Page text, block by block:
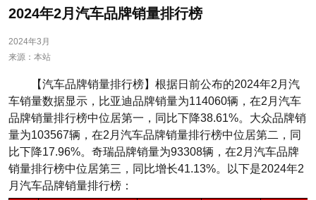
2024年2月汽车品牌销量排行榜
2024年3月
来源：本站
【汽车品牌销量排行榜】根据日前公布的2024年2月汽
车销量数据显示，比亚迪品牌销量为114060辆，在2月汽车
品牌销量排行榜中位居第一，同比下降38.61%。大众品牌销
量为103567辆，在2月汽车品牌销量排行榜中位居第二，同
比下降17.96%。奇瑞品牌销量为93308辆，在2月汽车品牌
销量排行榜中位居第三，同比增长41.13%。以下是2024年2
月汽车品牌销量排行榜：